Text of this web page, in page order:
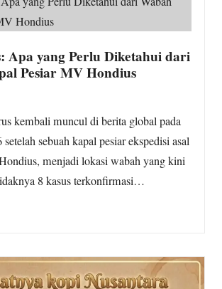
Apa yang Perlu Diketahui dari
Pesiar MV Hondius
kembali muncul di berita global pada
sebuah kapal pesiar ekspedisi asal
menjadi lokasi wabah yang kini
8 kasus terkonfirmasi…